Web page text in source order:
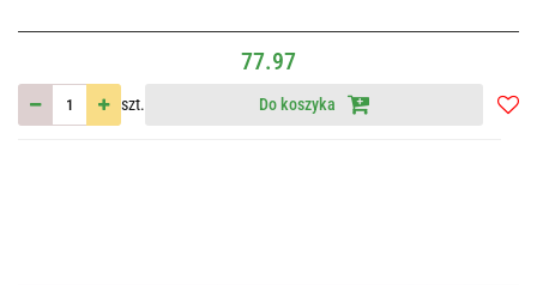
77.97
szt. Do koszyka